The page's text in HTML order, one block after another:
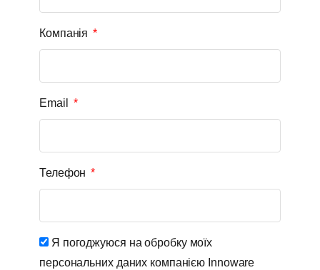
Компанія
Email
Телефон
Я погоджуюся на обробку моїх
персональних даних компанією Innoware